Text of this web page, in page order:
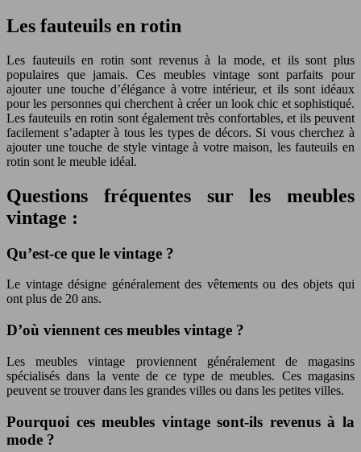
Les fauteuils en rotin
Les fauteuils en rotin sont revenus à la mode, et ils sont plus
populaires que jamais. Ces meubles vintage sont parfaits pour
ajouter une touche d’élégance à votre intérieur, et ils sont idéaux
pour les personnes qui cherchent à créer un look chic et sophistiqué.
Les fauteuils en rotin sont également très confortables, et ils peuvent
facilement s’adapter à tous les types de décors. Si vous cherchez à
ajouter une touche de style vintage à votre maison, les fauteuils en
rotin sont le meuble idéal.
Questions fréquentes sur les meubles
vintage :
Qu’est-ce que le vintage ?
Le vintage désigne généralement des vêtements ou des objets qui
ont plus de 20 ans.
D’où viennent ces meubles vintage ?
Les meubles vintage proviennent généralement de magasins
spécialisés dans la vente de ce type de meubles. Ces magasins
peuvent se trouver dans les grandes villes ou dans les petites villes.
Pourquoi ces meubles vintage sont-ils revenus à la
mode ?